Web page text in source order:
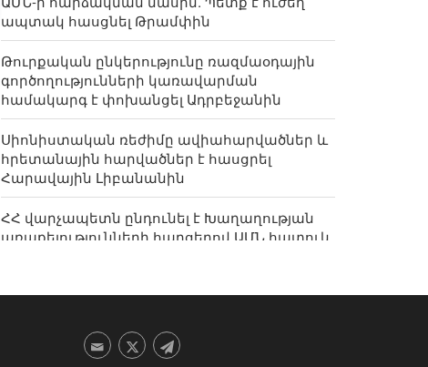
ապտակ հասցնել Թրամփին
Թուրքական ընկերությունը ռազմաօդային
գործողությունների կառավարման
համակարգ է փոխանցել Ադրբեջանին
Սիոնիստական ռեժիմը ավիահարվածներ և
հրետանային հարվածներ է հասցրել
Հարավային Լիբանանին
ՀՀ վարչապետն ընդունել է Խաղաղության
առաքելությունների հարցերով ԱՄՆ հատուկ
Իրանի հետ պատերազմը՝ Թրամփի
միջանկյալ ընտրություններում